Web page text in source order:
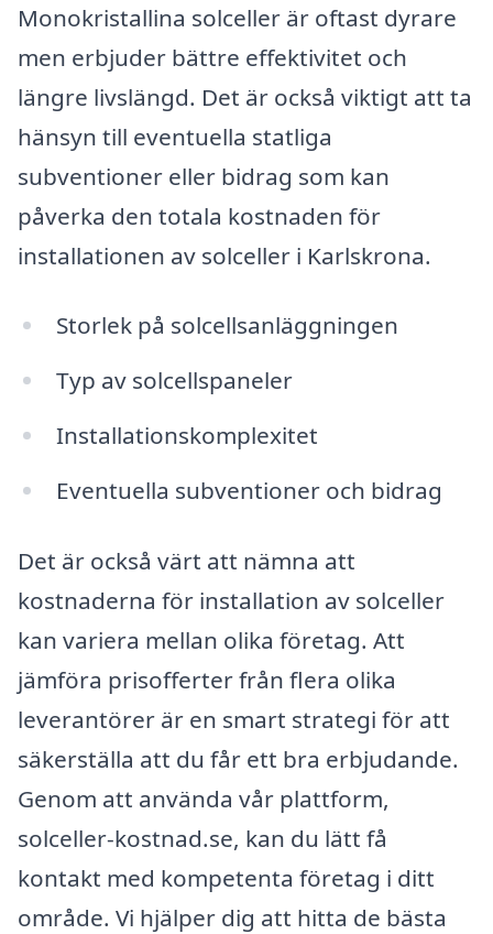
Monokristallina solceller är oftast dyrare
men erbjuder bättre effektivitet och
längre livslängd. Det är också viktigt att ta
hänsyn till eventuella statliga
subventioner eller bidrag som kan
påverka den totala kostnaden för
installationen av solceller i Karlskrona.
Storlek på solcellsanläggningen
Typ av solcellspaneler
Installationskomplexitet
Eventuella subventioner och bidrag
Det är också värt att nämna att
kostnaderna för installation av solceller
kan variera mellan olika företag. Att
jämföra prisofferter från flera olika
leverantörer är en smart strategi för att
säkerställa att du får ett bra erbjudande.
Genom att använda vår plattform,
solceller-kostnad.se, kan du lätt få
kontakt med kompetenta företag i ditt
område. Vi hjälper dig att hitta de bästa